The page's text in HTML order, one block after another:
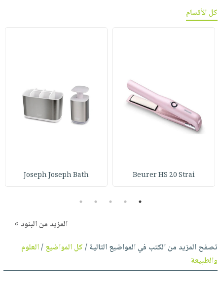
كل الأقسام
Beurer HS 20 Strai
Joseph Joseph Bath
1
2
3
4
5
المزيد من البنود »
تصفح المزيد من الكتب في المواضيع التالية /كل المواضيع/العلوم
والطبيعة